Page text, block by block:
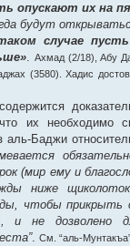
опускают их на
будут
случае
. Ахмад (2/18), Абу
(3580). Хадис
их необходимо
Баджи
(мир ему и
ниже
чтобы
и не дозволено
. См. “аль-